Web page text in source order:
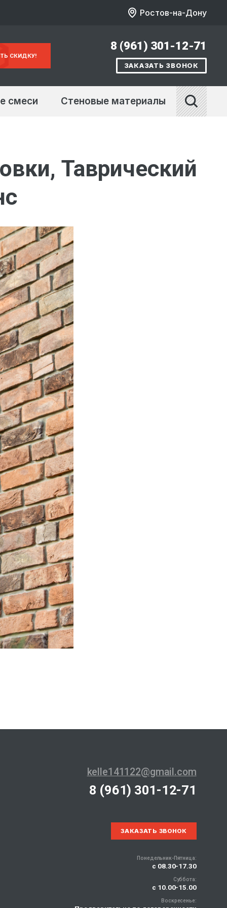
Ростов-на-Дону
СКИДКУ!
8 (961) 301-12-71
ЗАКАЗАТЬ ЗВОНОК
смеси Стеновые материалы
Таврический
kelle141122@gmail.com
8 (961) 301-12-71
ЗАКАЗАТЬ ЗВОНОК
Понедельник-Пятница:
с 08.30-17.30
Суббота:
с 10.00-15.00
Воскресенье:
экспозицию